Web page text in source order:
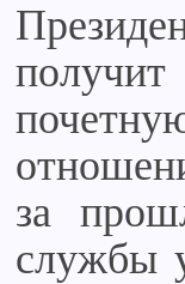
за
службы